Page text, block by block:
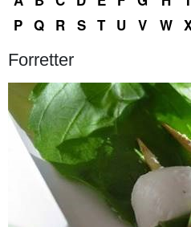
P Q R S T U V W
Forretter